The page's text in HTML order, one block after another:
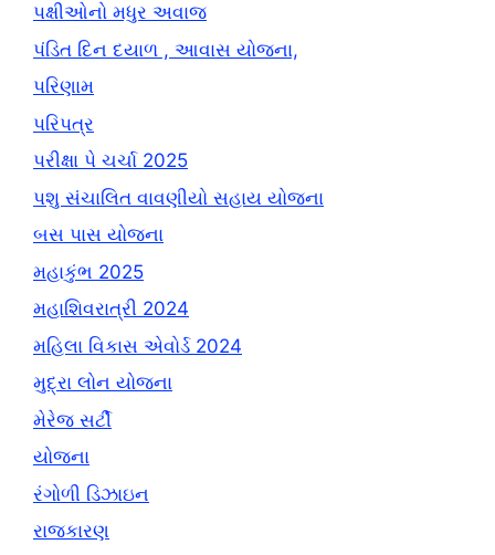
પક્ષીઓનો મધુર અવાજ
પંડિત દિન દયાળ , આવાસ યોજના,
પરિણામ
પરિપત્ર
પરીક્ષા પે ચર્ચા 2025
પશુ સંચાલિત વાવણીયો સહાય યોજના
બસ પાસ યોજના
મહાકુંભ 2025
મહાશિવરાત્રી 2024
મહિલા વિકાસ એવોર્ડ 2024
મુદ્રા લોન યોજના
મેરેજ સર્ટી
યોજના
રંગોળી ડિઝાઇન
રાજકારણ